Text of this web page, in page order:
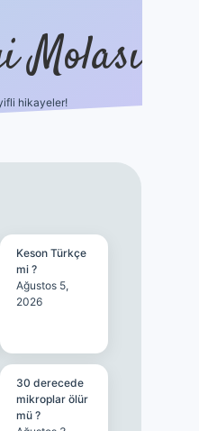
Molası
hikayeler!
Keson Türkçe
mi ?
Ağustos 5,
2026
30 derecede
mikroplar ölür
mü ?
tulipbet sitesi